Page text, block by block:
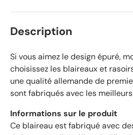
s
v
f
i
é
s
v
e
c
Description
Si vous aimez le design épuré,
choisissez les blaireaux et
une qualité allemande de
sont fabriqués avec les
Informations sur le produit
Ce blaireau est fabriqué avec